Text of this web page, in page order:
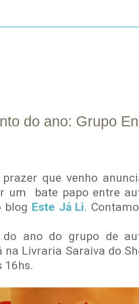
do ano: Grupo
que venho
um bate papo entre
blog Este Já Li.
do ano do grupo de
na Livraria Saraiva do
16hs.